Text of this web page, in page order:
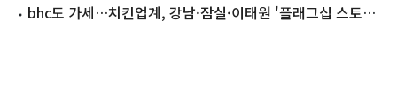
bhc도 가세…치킨업계, 강남·잠실·이태원 '플래그십 스토